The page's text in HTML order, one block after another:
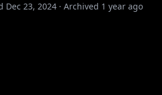
Dec 23, 2024 · Archived 1 year ago